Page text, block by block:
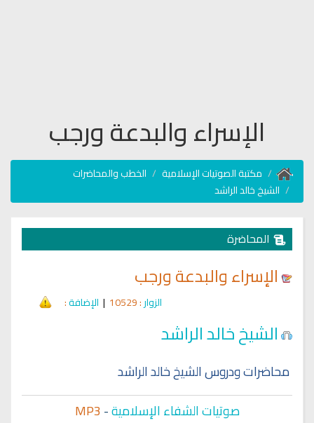
الإسراء والبدعة ورجب
مكتبة الصوتيات الإسلامية
الخطب والمحاضرات
الشيخ خالد الراشد
المحاضرة
الإسراء والبدعة ورجب
الزوار: 10529
| الإضافة:
الشيخ خالد الراشد
محاضرات ودروس الشيخ خالد الراشد
صوتيات الشفاء الإسلامية-
MP3